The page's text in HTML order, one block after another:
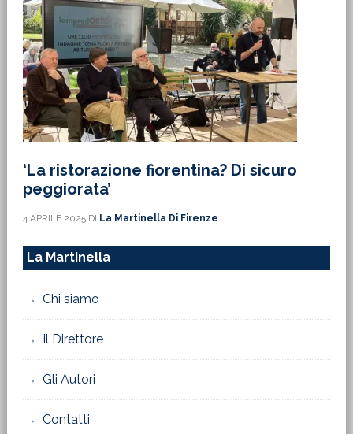
‘La ristorazione fiorentina? Di sicuro
peggiorata’
4 APRILE 2025DI La Martinella Di Firenze
La Martinella
Chi siamo
Il Direttore
Gli Autori
Contatti